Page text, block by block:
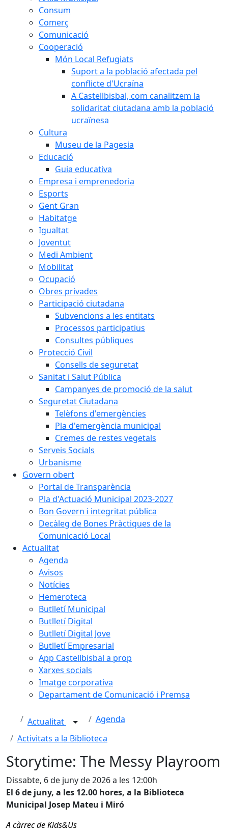
Consum
Comerç
Comunicació
Cooperació
Món Local Refugiats
Suport a la població afectada pel
conflicte d'Ucraïna
A Castellbisbal, com canalitzem la
solidaritat ciutadana amb la població
ucraïnesa
Cultura
Museu de la Pagesia
Educació
Guia educativa
Empresa i emprenedoria
Esports
Gent Gran
Habitatge
Igualtat
Joventut
Medi Ambient
Mobilitat
Ocupació
Obres privades
Participació ciutadana
Subvencions a les entitats
Processos participatius
Consultes públiques
Protecció Civil
Consells de seguretat
Sanitat i Salut Pública
Campanyes de promoció de la salut
Seguretat Ciutadana
Telèfons d'emergències
Pla d'emergència municipal
Cremes de restes vegetals
Serveis Socials
Urbanisme
Govern obert
Portal de Transparència
Pla d'Actuació Municipal 2023-2027
Bon Govern i integritat pública
Decàleg de Bones Pràctiques de la
Comunicació Local
Actualitat
Agenda
Avisos
Notícies
Hemeroteca
Butlletí Municipal
Butlletí Digital
Butlletí Digital Jove
Butlletí Empresarial
App Castellbisbal a prop
Xarxes socials
Imatge corporativa
Departament de Comunicació i Premsa
Actualitat
Agenda
Activitats a la Biblioteca
Storytime: The Messy Playroom
Dissabte, 6 de juny de 2026 a les 12:00h
El 6 de juny, a les 12.00 hores, a la Biblioteca
Municipal Josep Mateu i Miró
A càrrec de Kids&Us